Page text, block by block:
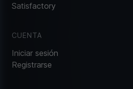
Satisfactory
CUENTA
Iniciar sesión
Registrarse